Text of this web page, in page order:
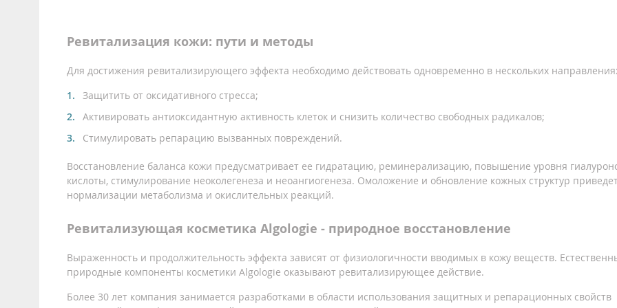
Ревитализация кожи: пути и методы
Для достижения ревитализирующего эффекта необходимо действовать одновременно в нескольких
Защитить от оксидативного стресса;
Активировать антиоксидантную активность клеток и снизить количество свободных радикалов;
Стимулировать репарацию вызванных повреждений.
Восстановление баланса кожи предусматривает ее гидратацию, реминерализацию, повышение уровня
кислоты, стимулирование неоколегенеза и неоангиогенеза. Омоложение и обновление кожных структур
нормализации метаболизма и окислительных реакций.
Ревитализующая косметика Algologie - природное восстановление
Выраженность и продолжительность эффекта зависят от физиологичности вводимых в кожу веществ.
природные компоненты косметики Algologie оказывают ревитализирующее действие.
Более 30 лет компания занимается разработками в области использования защитных и репарационных свойств